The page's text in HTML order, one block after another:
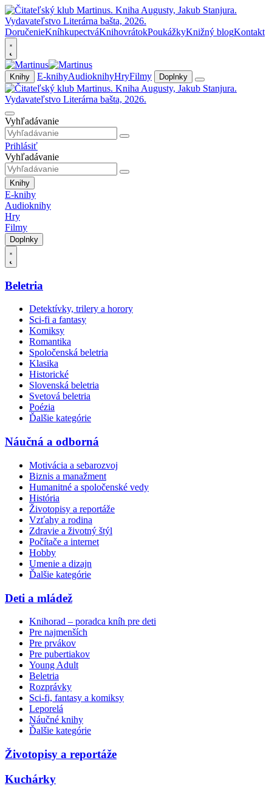
DoručenieKníhkupectváKnihovrátokPoukážkyKnižný blogKontakt
Knihy E-knihyAudioknihyHryFilmy Doplnky
Vyhľadávanie
Prihlásiť
Vyhľadávanie
Knihy
E-knihy
Audioknihy
Hry
Filmy
Doplnky
Beletria
Detektívky, trilery a horory
Sci-fi a fantasy
Komiksy
Romantika
Spoločenská beletria
Klasika
Historické
Slovenská beletria
Svetová beletria
Poézia
Ďalšie kategórie
Náučná a odborná
Motivácia a sebarozvoj
Biznis a manažment
Humanitné a spoločenské vedy
História
Životopisy a reportáže
Vzťahy a rodina
Zdravie a životný štýl
Počítače a internet
Hobby
Umenie a dizajn
Ďalšie kategórie
Deti a mládež
Knihorad – poradca kníh pre deti
Pre najmenších
Pre prvákov
Pre pubertiakov
Young Adult
Beletria
Rozprávky
Sci-fi, fantasy a komiksy
Leporelá
Náučné knihy
Ďalšie kategórie
Životopisy a reportáže
Kuchárky